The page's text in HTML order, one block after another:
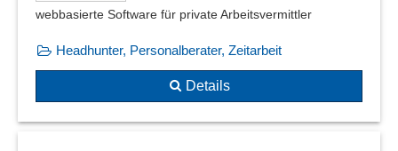
webbasierte Software für private Arbeitsvermittler
Headhunter, Personalberater, Zeitarbeit
Details